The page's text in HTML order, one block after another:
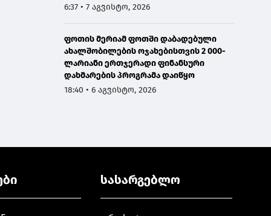
6:37 • 7 აგვისტო, 2026
ფოთის მერიამ ფოთში დაბადებული
ახალშობილების ოჯახებისთვის 2 000-
ლარიანი ერთჯერადი ფინანსური
დახმარების პროგრამა დაიწყო
18:40 • 6 აგვისტო, 2026
სასარგებლო